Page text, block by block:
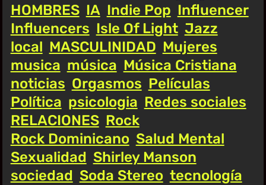
HOMBRES IA Indie Pop Influencer
Influencers Isle Of Light Jazz
local MASCULINIDAD Mujeres
musica música Música Cristiana
noticias Orgasmos Películas
Política psicologia Redes sociales
RELACIONES Rock
Rock Dominicano Salud Mental
Sexualidad Shirley Manson
sociedad Soda Stereo tecnología